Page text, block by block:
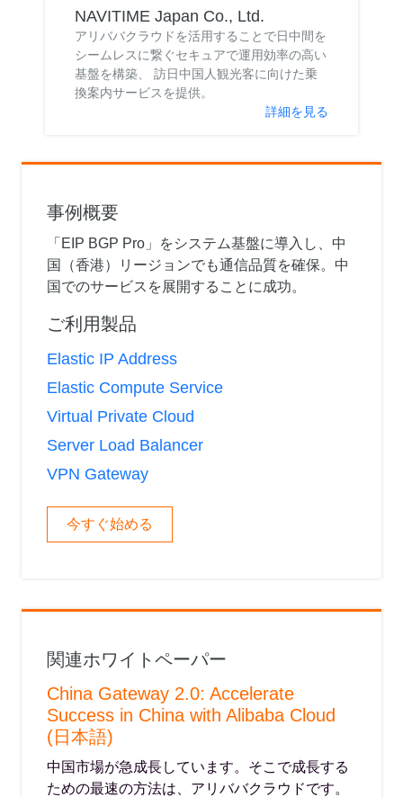
NAVITIME Japan Co., Ltd.
アリババクラウドを活用することで日中間を
シームレスに繋ぐセキュアで運用効率の高い
基盤を構築、 訪日中国人観光客に向けた乗
換案内サービスを提供。
詳細を見る
事例概要
「EIP BGP Pro」をシステム基盤に導入し、中
国（香港）リージョンでも通信品質を確保。中
国でのサービスを展開することに成功。
ご利用製品
Elastic IP Address
Elastic Compute Service
Virtual Private Cloud
Server Load Balancer
VPN Gateway
今すぐ始める
関連ホワイトペーパー
China Gateway 2.0: Accelerate
Success in China with Alibaba Cloud
(日本語)
中国市場が急成長しています。そこで成長する
ための最速の方法は、アリババクラウドです。